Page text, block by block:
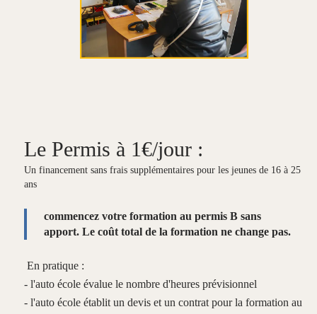
Le Permis à 1€/jour :
Un financement sans frais supplémentaires pour les jeunes de 16 à 25
ans
commencez votre formation au permis B sans
apport. Le coût total de la formation ne change pas.
En pratique :
- l'auto école évalue le nombre d'heures prévisionnel
- l'auto école établit un devis et un contrat pour la formation au